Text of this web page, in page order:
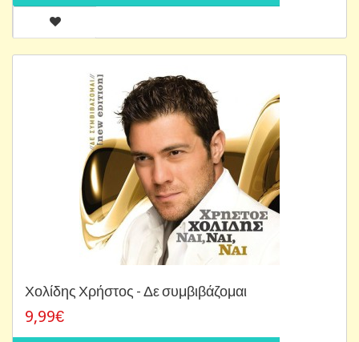
Χολίδης Χρήστος - Δε συμβιβάζομαι
9,99€